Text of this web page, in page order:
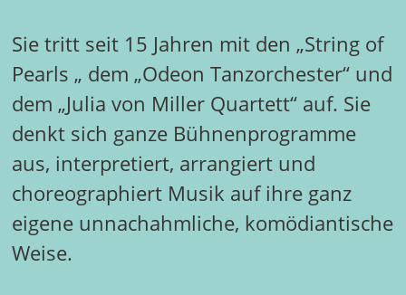
Sie tritt seit 15 Jahren mit den „String of
Pearls „ dem „Odeon Tanzorchester“ und
dem „Julia von Miller Quartett“ auf. Sie
denkt sich ganze Bühnenprogramme
aus, interpretiert, arrangiert und
choreographiert Musik auf ihre ganz
eigene unnachahmliche, komödiantische
Weise.